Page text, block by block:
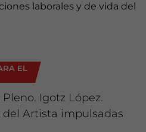
laborales y de vida del
EL
Igotz López.
Artista impulsadas